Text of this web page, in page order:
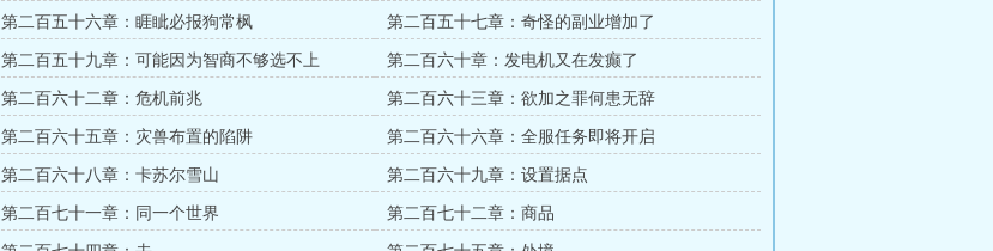
实
第二百五十六章：睚眦必报狗常枫 第二百五十七章：奇怪的副业增加了
第二百五十九章：可能因为智商不够选不上 第二百六十章：发电机又在发癫了
第二百六十二章：危机前兆 第二百六十三章：欲加之罪何患无辞
第二百六十五章：灾兽布置的陷阱 第二百六十六章：全服任务即将开启
第二百六十八章：卡苏尔雪山 第二百六十九章：设置据点
第二百七十一章：同一个世界 第二百七十二章：商品